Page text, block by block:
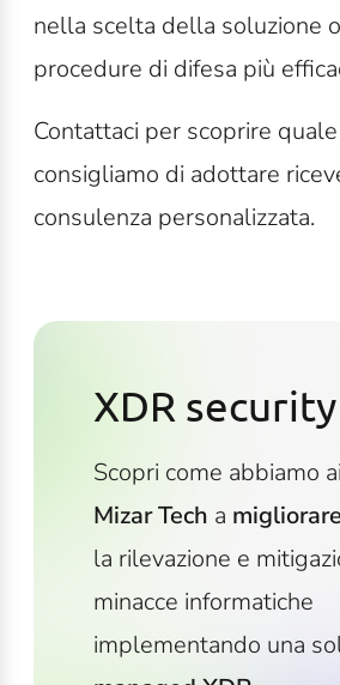
nella scelta della soluzione
procedure di difesa più
Contattaci per scoprire
consigliamo di adottare
consulenza personalizzata.
XDR security
Scopri come abbiamo
Mizar Tech a migliorare
la rilevazione e
minacce informatiche
implementando una